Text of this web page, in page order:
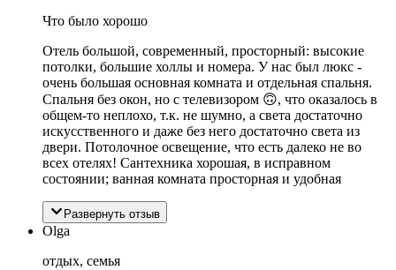
Что было хорошо
Отель большой, современный, просторный: высокие
потолки, большие холлы и номера. У нас был люкс -
очень большая основная комната и отдельная спальня.
Спальня без окон, но с телевизором 🙃, что оказалось в
общем-то неплохо, т.к. не шумно, а света достаточно
искусственного и даже без него достаточно света из
двери. Потолочное освещение, что есть далеко не во
всех отелях! Сантехника хорошая, в исправном
состоянии; ванная комната просторная и удобная
Развернуть отзыв
Olga
отдых, семья